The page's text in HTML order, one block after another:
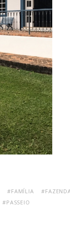
#FAMÍLIA
#PASSEIO